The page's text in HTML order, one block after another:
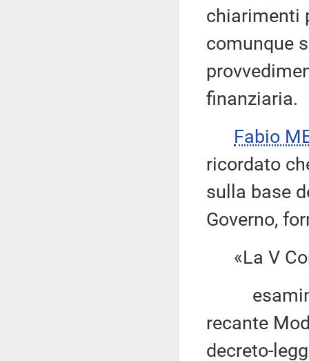
chiarimenti
comunque
finanziaria.
Fabio
ricordato
sulla base
Governo,
«La V
recante
decreto-